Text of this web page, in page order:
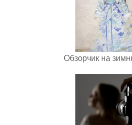
Обзорчик на